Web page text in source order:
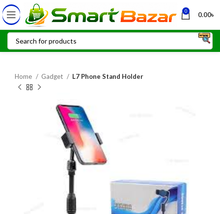
0 0.00৳
Home Gadget L7 Phone Stand Holder